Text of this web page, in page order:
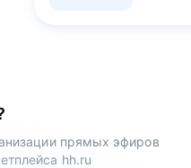
прямых эфиров
hh.ru